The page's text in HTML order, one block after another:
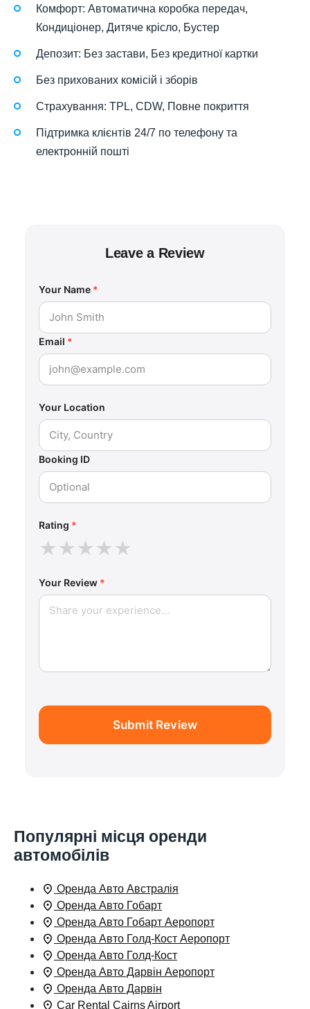
Комфорт: Автоматична коробка передач,
Кондиціонер, Дитяче крісло, Бустер
Депозит: Без застави, Без кредитної картки
Без прихованих комісій і зборів
Страхування: TPL, CDW, Повне покриття
Підтримка клієнтів 24/7 по телефону та
електронній пошті
Leave a Review
Your Name *
Email *
Your Location
Booking ID
Rating *
★★★★★
Your Review *
Submit Review
Популярні місця оренди
автомобілів
Оренда Авто Австралія
Оренда Авто Гобарт
Оренда Авто Гобарт Аеропорт
Оренда Авто Голд-Кост Аеропорт
Оренда Авто Голд-Кост
Оренда Авто Дарвін Аеропорт
Оренда Авто Дарвін
Car Rental Cairns Airport